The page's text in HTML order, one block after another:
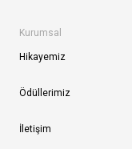
Kurumsal
Hikayemiz
Ödüllerimiz
İletişim